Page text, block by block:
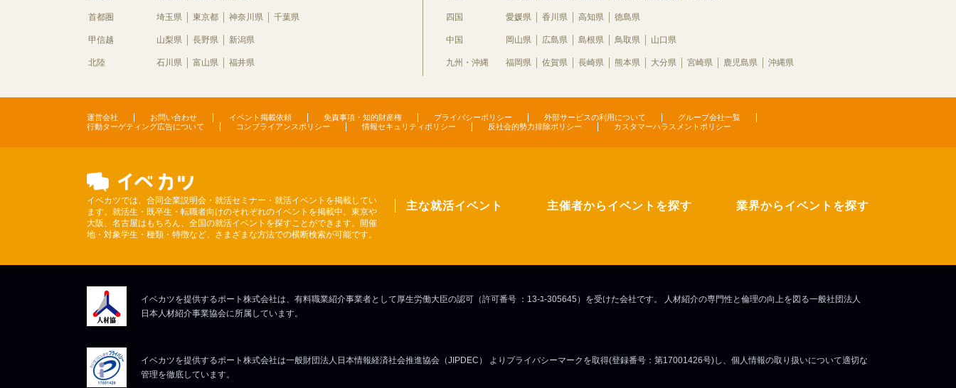
首都圏 埼玉県 東京都 神奈川県 千葉県
甲信越 山梨県 長野県 新潟県
北陸 石川県 富山県 福井県
四国 愛媛県 香川県 高知県 徳島県
中国 岡山県 広島県 島根県 鳥取県 山口県
九州・沖縄 福岡県 佐賀県 長崎県 熊本県 大分県 宮崎県 鹿児島県 沖縄県
運営会社 お問い合わせ イベント掲載依頼 免責事項・知的財産権 プライバシーポリシー 外部サービスの利用について
グループ会社一覧
行動ターゲティング広告について
コンプライアンスポリシー 情報セキュリティポリシー 反社会的勢力排除ポリシー カスタマーハラスメントポリシー
イベカツでは、合同企業説明会・就活セミナー・就活イベントを掲載してい
ます。就活生・既卒生・転職者向けのそれぞれのイベントを掲載中。東京や
大阪、名古屋はもちろん、全国の就活イベントを探すことができます。開催
地・対象学生・種類・特徴など、さまざまな方法での横断検索が可能です。
主な就活イベント 主催者からイベントを探す 業界からイベントを探す